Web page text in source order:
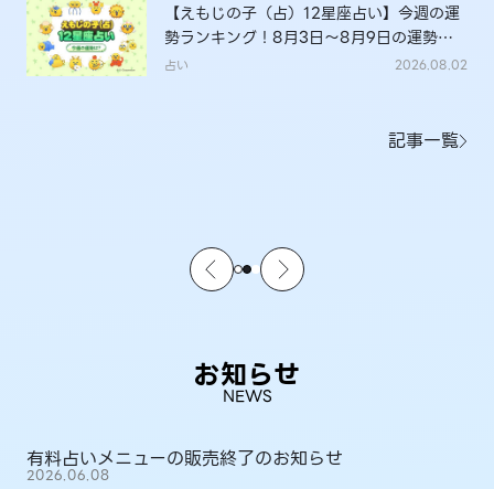
【えもじの子（占）12星座占い】今週の運
勢ランキング！8月3日～8月9日の運勢
は？
占い 2026.08.02
記事一覧
お知らせ
NEWS
有料占いメニューの販売終了のお知らせ
2026.06.08